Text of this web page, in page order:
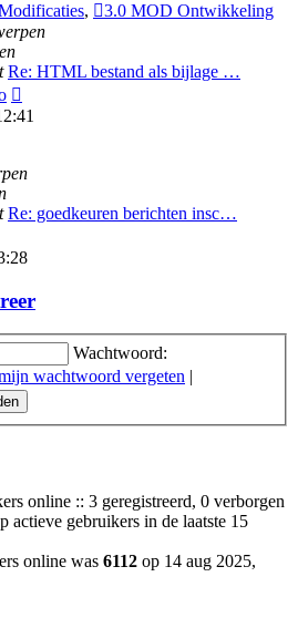
,
3.0 MOD Ontwikkeling
Re: HTML bestand als bijlage …
laatste
Re: goedkeuren berichten insc…
Wachtwoord:
wachtwoord vergeten |
online :: 3 geregistreerd, 0 verborgen
actieve gebruikers in de laatste 15
online was 6112 op 14 aug 2025,